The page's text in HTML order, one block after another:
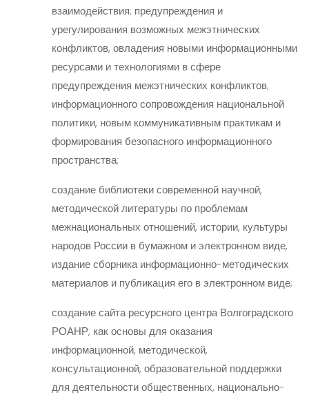
взаимодействия; предупреждения и
урегулирования возможных межэтнических
конфликтов, овладения новыми информационными
ресурсами и технологиями в сфере
предупреждения межэтнических конфликтов;
информационного сопровождения национальной
политики, новым коммуникативным практикам и
формирования безопасного информационного
пространства;
создание библиотеки современной научной,
методической литературы по проблемам
межнациональных отношений, истории, культуры
народов России в бумажном и электронном виде,
издание сборника информационно-методических
материалов и публикация его в электронном виде;
создание сайта ресурсного центра Волгоградского
РОАНР, как основы для оказания
информационной, методической,
консультационной, образовательной поддержки
для деятельности общественных, национально-